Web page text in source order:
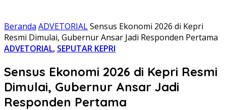
Beranda ADVETORIALSensus Ekonomi 2026 di Kepri
Resmi Dimulai, Gubernur Ansar Jadi Responden Pertama
ADVETORIAL, SEPUTAR KEPRI
Sensus Ekonomi 2026 di Kepri Resmi
Dimulai, Gubernur Ansar Jadi
Responden Pertama